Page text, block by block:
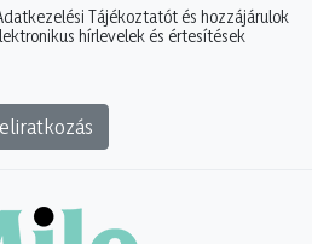
Tájékoztatót és hozzájárulok
hírlevelek és értesítések